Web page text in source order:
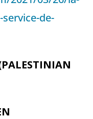
de-